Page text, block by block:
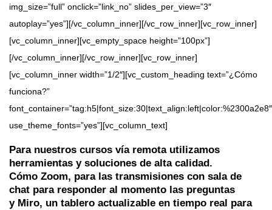
img_size=”full” onclick=”link_no” slides_per_view=”3″
autoplay=”yes”][/vc_column_inner][/vc_row_inner][vc_row_inner]
[vc_column_inner][vc_empty_space height=”100px”]
[/vc_column_inner][/vc_row_inner][vc_row_inner]
[vc_column_inner width=”1/2″][vc_custom_heading text=”¿Cómo
funciona?”
font_container=”tag:h5|font_size:30|text_align:left|color:%2300a2e8″
use_theme_fonts=”yes”][vc_column_text]
Para nuestros cursos vía remota utilizamos
herramientas y soluciones de alta calidad.
Cómo Zoom, para las transmisiones con sala de
chat para responder al momento las preguntas
y Miro, un tablero actualizable en tiempo real para